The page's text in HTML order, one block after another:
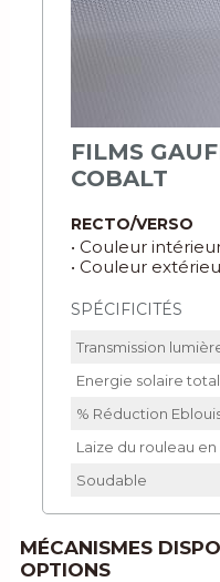
FILMS
COBALT
RECTO/VERSO
• Couleur
• Couleur
SPÉCIFICITÉS
Transmission
Energie solaire
% Réduction
Laize du rouleau en
Soudable
MÉCANISMES
OPTIONS